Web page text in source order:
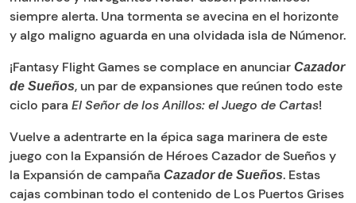
siempre alerta. Una tormenta se avecina en el horizonte
y algo maligno aguarda en una olvidada isla de Númenor.
¡Fantasy Flight Games se complace en anunciar Cazador
de Sueños, un par de expansiones que reúnen todo este
ciclo para El Señor de los Anillos: el Juego de Cartas!
Vuelve a adentrarte en la épica saga marinera de este
juego con la Expansión de Héroes Cazador de Sueños y
la Expansión de campaña Cazador de Sueños. Estas
cajas combinan todo el contenido de Los Puertos Grises